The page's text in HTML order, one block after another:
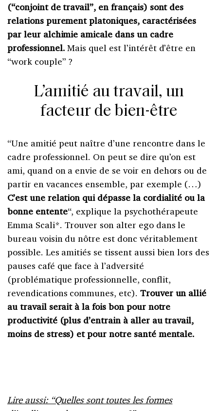
(“conjoint de travail”, en français) sont des
relations purement platoniques, caractérisées
par leur alchimie amicale dans un cadre
professionnel. Mais quel est l’intérêt d’être en
“work couple” ?
L’amitié au travail, un
facteur de bien-être
“Une amitié peut naître d’une rencontre dans le
cadre professionnel. On peut se dire qu’on est
ami, quand on a envie de se voir en dehors ou de
partir en vacances ensemble, par exemple (…)
C’est une relation qui dépasse la cordialité ou la
bonne entente“, explique la psychothérapeute
Emma Scali*. Trouver son alter ego dans le
bureau voisin du nôtre est donc véritablement
possible. Les amitiés se tissent aussi bien lors des
pauses café que face à l’adversité
(problématique professionnelle, conflit,
revendications communes, etc). Trouver un allié
au travail serait à la fois bon pour notre
productivité (plus d’entrain à aller au travail,
moins de stress) et pour notre santé mentale.
Lire aussi: “Quelles sont toutes les formes